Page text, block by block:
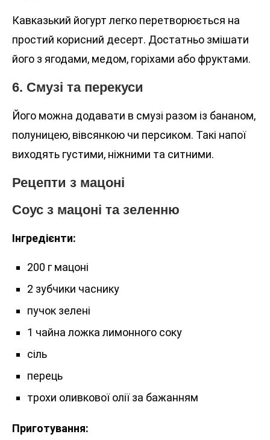
Кавказький йогурт легко перетворюється на
простий корисний десерт. Достатньо змішати
його з ягодами, медом, горіхами або фруктами.
6. Смузі та перекуси
Його можна додавати в смузі разом із бананом,
полуницею, вівсянкою чи персиком. Такі напої
виходять густими, ніжними та ситними.
Рецепти з мацоні
Соус з мацоні та зеленню
Інгредієнти:
200 г мацоні
2 зубчики часнику
пучок зелені
1 чайна ложка лимонного соку
сіль
перець
трохи оливкової олії за бажанням
Приготування: